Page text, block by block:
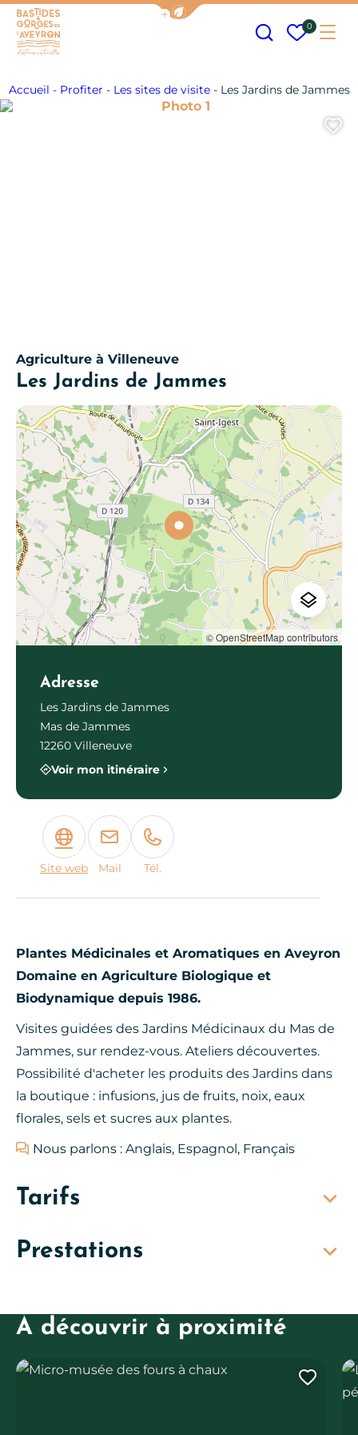
Afficher la barre de navigation
Mes
0
Accueil - Profiter - Les sites de visite- Les Jardins de Jammes
Agriculture à Villeneuve
Les Jardins de Jammes
Photo 1
Plantes Médicinales et Aromatiques en Aveyron
Domaine en Agriculture Biologique et
Biodynamique depuis 1986.
Visites guidées des Jardins Médicinaux du Mas de
Jammes, sur rendez-vous. Ateliers découvertes.
Possibilité d'acheter les produits des Jardins dans
la boutique : infusions, jus de fruits, noix, eaux
florales, sels et sucres aux plantes.
Nous parlons : Anglais, Espagnol, Français
Tarifs
Prestations
© OpenStreetMap contributors
Adresse
Les Jardins de Jammes
Mas de Jammes
12260 Villeneuve
Voir mon itinéraire
Site web Mail Tél.
À découvrir à proximité
Micro-musée des fours à chaux